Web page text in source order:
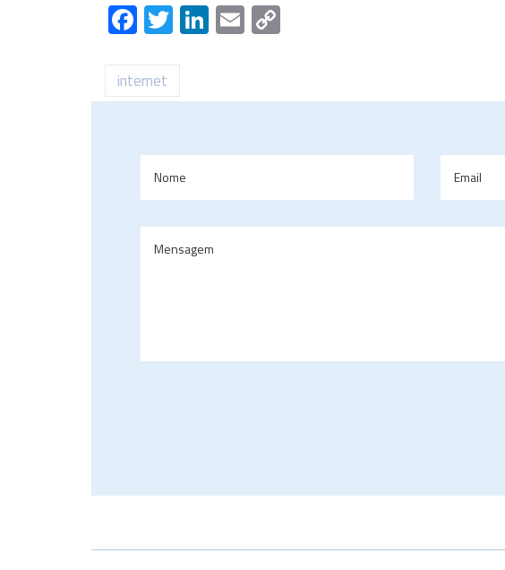
Facebook
Twitter
LinkedIn
Email
internet